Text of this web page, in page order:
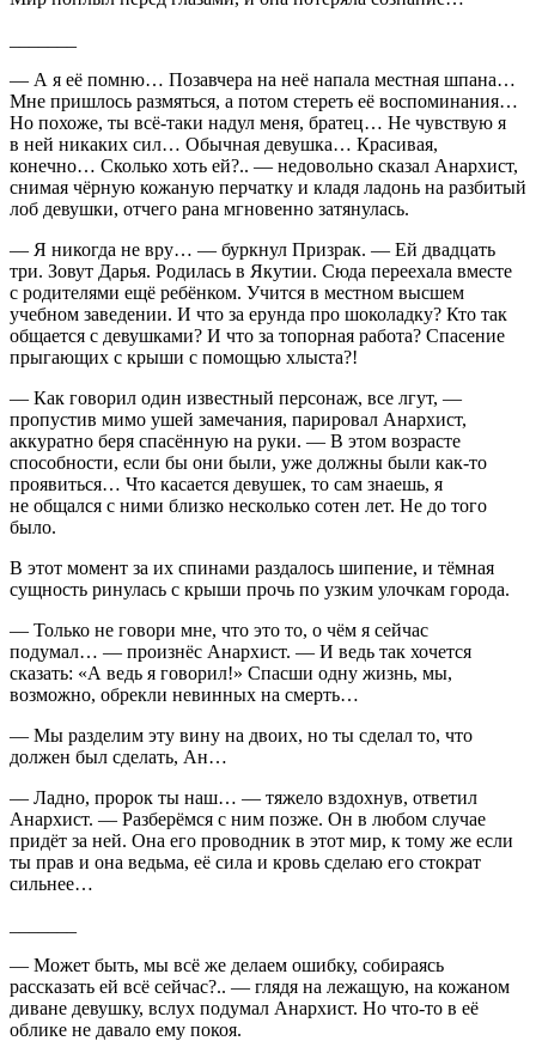
— А я её помню… Позавчера на неё напала местная шпана…
Мне пришлось размяться, а потом стереть её воспоминания…
Но похоже, ты всё-таки надул меня, братец… Не чувствую я
в ней никаких сил… Обычная девушка… Красивая,
конечно… Сколько хоть ей?.. — недовольно сказал Анархист,
снимая чёрную кожаную перчатку и кладя ладонь на разбитый
лоб девушки, отчего рана мгновенно затянулась.
— Я никогда не вру… — буркнул Призрак. — Ей двадцать
три. Зовут Дарья. Родилась в Якутии. Сюда переехала вместе
с родителями ещё ребёнком. Учится в местном высшем
учебном заведении. И что за ерунда про шоколадку? Кто так
общается с девушками? И что за топорная работа? Спасение
прыгающих с крыши с помощью хлыста?!
— Как говорил один известный персонаж, все лгут, —
пропустив мимо ушей замечания, парировал Анархист,
аккуратно беря спасённую на руки. — В этом возрасте
способности, если бы они были, уже должны были как-то
проявиться… Что касается девушек, то сам знаешь, я
не общался с ними близко несколько сотен лет. Не до того
было.
В этот момент за их спинами раздалось шипение, и тёмная
сущность ринулась с крыши прочь по узким улочкам города.
— Только не говори мне, что это то, о чём я сейчас
подумал… — произнёс Анархист. — И ведь так хочется
сказать: «А ведь я говорил!» Спасши одну жизнь, мы,
возможно, обрекли невинных на смерть…
— Мы разделим эту вину на двоих, но ты сделал то, что
должен был сделать, Ан…
— Ладно, пророк ты наш… — тяжело вздохнув, ответил
Анархист. — Разберёмся с ним позже. Он в любом случае
придёт за ней. Она его проводник в этот мир, к тому же если
ты прав и она ведьма, её сила и кровь сделаю его стократ
сильнее…
— Может быть, мы всё же делаем ошибку, собираясь
рассказать ей всё сейчас?.. — глядя на лежащую, на кожаном
диване девушку, вслух подумал Анархист. Но что-то в её
облике не давало ему покоя.